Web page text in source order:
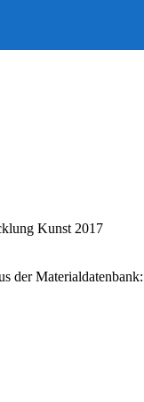
Kunst 2017
der